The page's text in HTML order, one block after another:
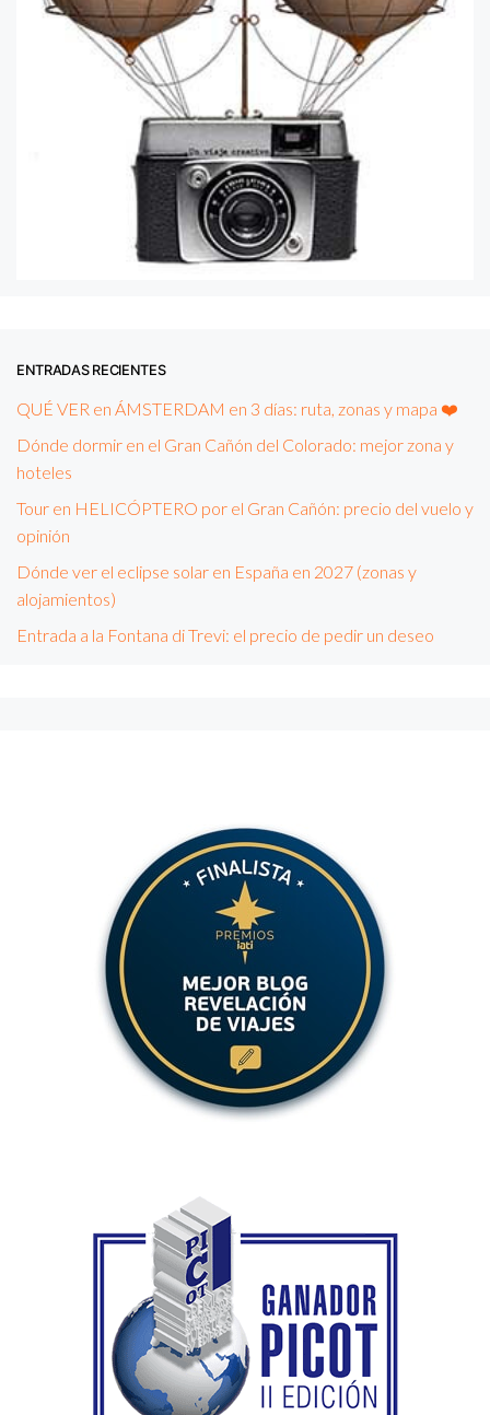
ENTRADAS RECIENTES
QUÉ VER en ÁMSTERDAM en 3 días: ruta, zonas y mapa ❤️
Dónde dormir en el Gran Cañón del Colorado: mejor zona y
hoteles
Tour en HELICÓPTERO por el Gran Cañón: precio del vuelo y
opinión
Dónde ver el eclipse solar en España en 2027 (zonas y
alojamientos)
Entrada a la Fontana di Trevi: el precio de pedir un deseo